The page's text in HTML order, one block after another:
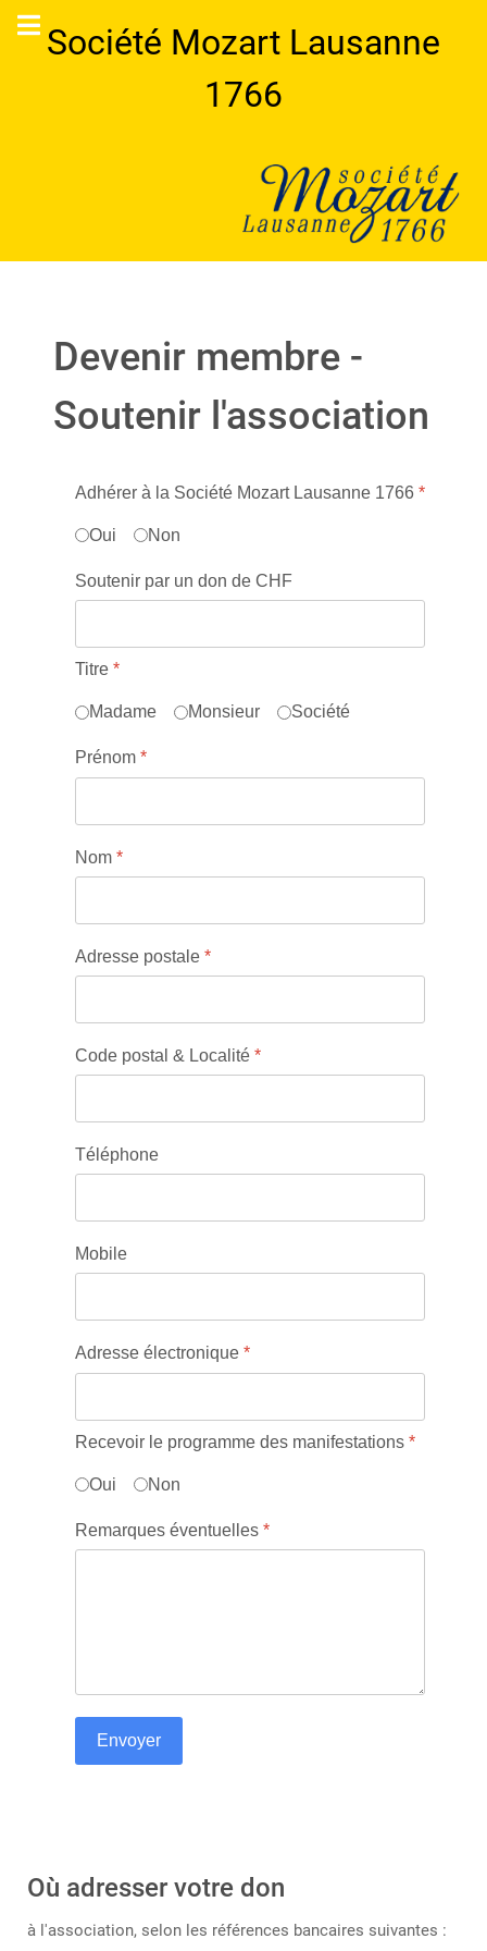
Société Mozart Lausanne
1766
Devenir membre -
Soutenir l'association
Adhérer à la Société Mozart Lausanne 1766 *
Oui Non
Soutenir par un don de CHF
Titre *
Madame Monsieur Société
Prénom *
Nom *
Adresse postale *
Code postal & Localité *
Téléphone
Mobile
Adresse électronique *
Recevoir le programme des manifestations *
Oui Non
Remarques éventuelles *
Envoyer
Où adresser votre don
à l'association, selon les références bancaires suivantes :